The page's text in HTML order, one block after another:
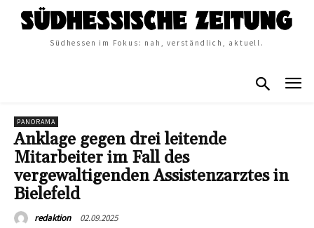
Südhessen im Fokus: nah, verständlich, aktuell.
PANORAMA
Anklage gegen drei leitende
Mitarbeiter im Fall des
vergewaltigenden Assistenzarztes in
Bielefeld
redaktion 02.09.2025